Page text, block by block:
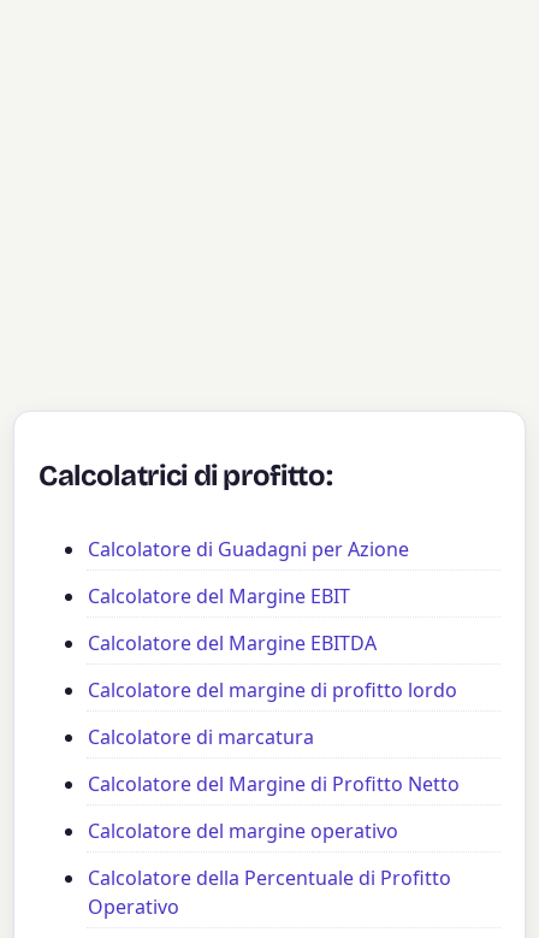
Calcolatrici di profitto:
Calcolatore di Guadagni per Azione
Calcolatore del Margine EBIT
Calcolatore del Margine EBITDA
Calcolatore del margine di profitto lordo
Calcolatore di marcatura
Calcolatore del Margine di Profitto Netto
Calcolatore del margine operativo
Calcolatore della Percentuale di Profitto
Operativo